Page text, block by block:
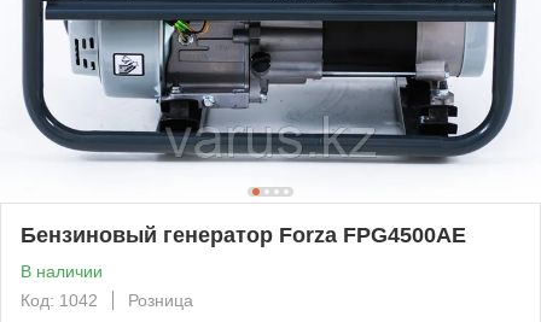
Бензиновый генератор Forza FPG4500AE
В наличии
Код: 1042
Розница